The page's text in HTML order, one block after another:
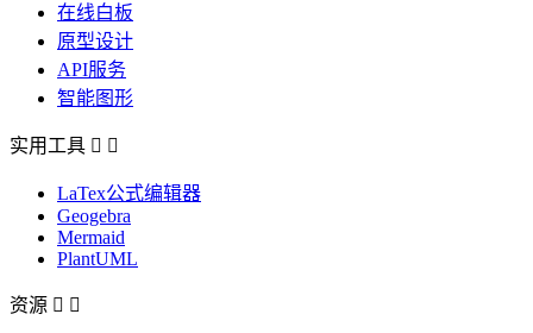
在线白板
原型设计
API服务
智能图形
实用工具  
LaTex公式编辑器
Geogebra
Mermaid
PlantUML
资源  